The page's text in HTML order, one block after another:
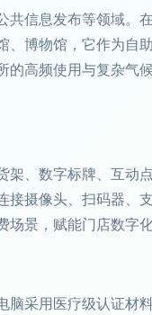
信息发布等领域。
博物馆，它作为自
高频使用与复杂气
、数字标牌、互动
摄像头、扫码器、
景，赋能门店数字化
采用医疗级认证材